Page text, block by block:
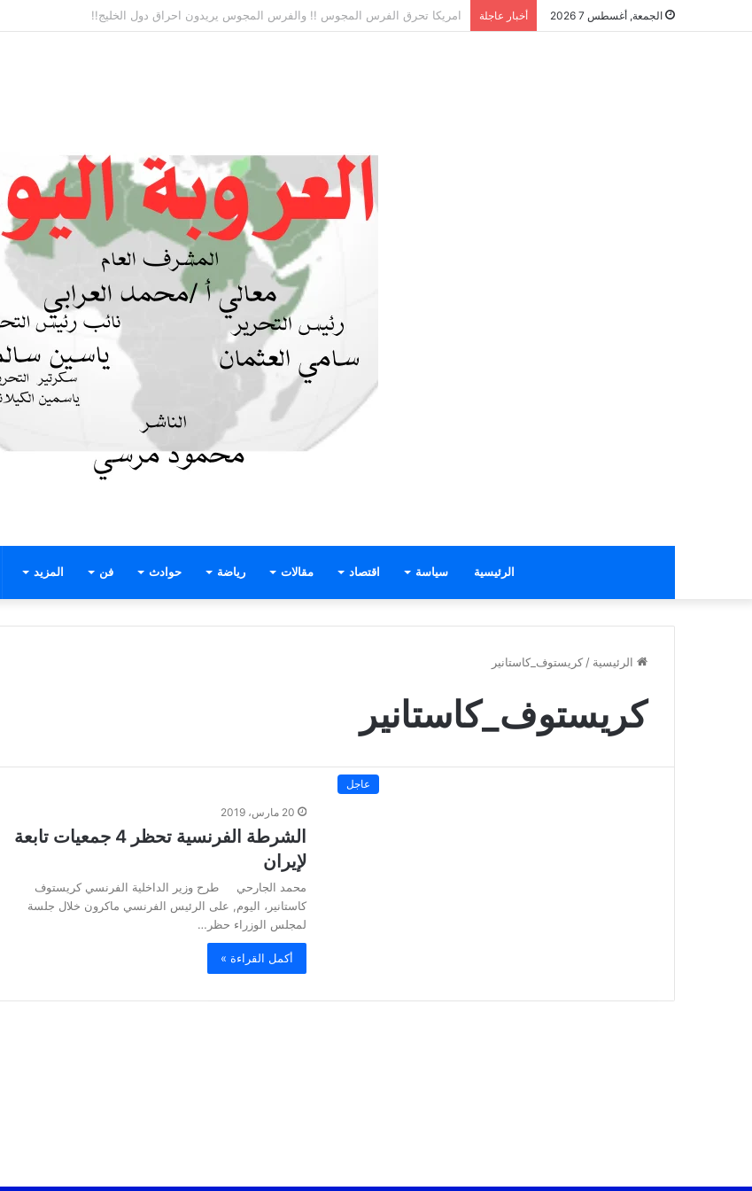
الجمعة, أغسطس 7 2026 أخبار عاجلة الشراكة الاستراتيجية بين السودان والسعودية… مشروع للمستقبل لا اتفاق للماضي
الرئيسية سياسة اقتصاد مقالات رياضة حوادث فن المزيد
الرئيسية / كريستوف_كاستانير
كريستوف_كاستانير
عاجل
20 مارس، 2019
الشرطة الفرنسية تحظر 4 جمعيات تابعة
لإيران
محمد الجارحي طرح وزير الداخلية الفرنسي كريستوف
كاستانير، اليوم, على الرئيس الفرنسي ماكرون خلال جلسة
لمجلس الوزراء حظر…
أكمل القراءة »